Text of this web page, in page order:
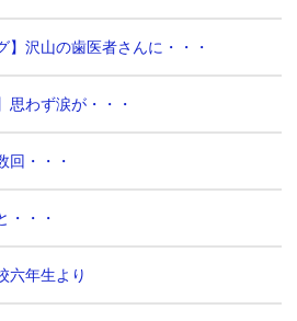
】沢山の歯医者さんに・・・
思わず涙が・・・
回・・・
・・・
六年生より